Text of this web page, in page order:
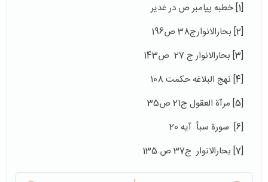
[1] خطبه پیامبر ص در غدیر
[2]
بحارالانوارج38 ص196
[3]
بحارالانوار ج 27 ص143
[4]
نهج البلاغه حکمت 108
[5]
مرآة العقول ج21 ص35
[6]
سورة سبأ آیه 20
[7]
بحارالانوار ج37 ص 135